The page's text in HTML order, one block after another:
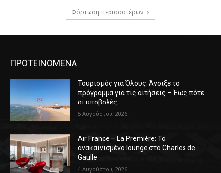
Φόρτωση περισσοτέρων
ΠΡΟΤΕΙΝΟΜΕΝΑ
Τουρισμός για Όλους: Άνοιξε το
πρόγραμμα για τις αιτήσεις – Έως πότε
οι υποβολές
5 Αυγούστου, 2026
Air France – La Première: Το
ανακαινισμένο lounge στο Charles de
Gaulle
4 Αυγούστου, 2026